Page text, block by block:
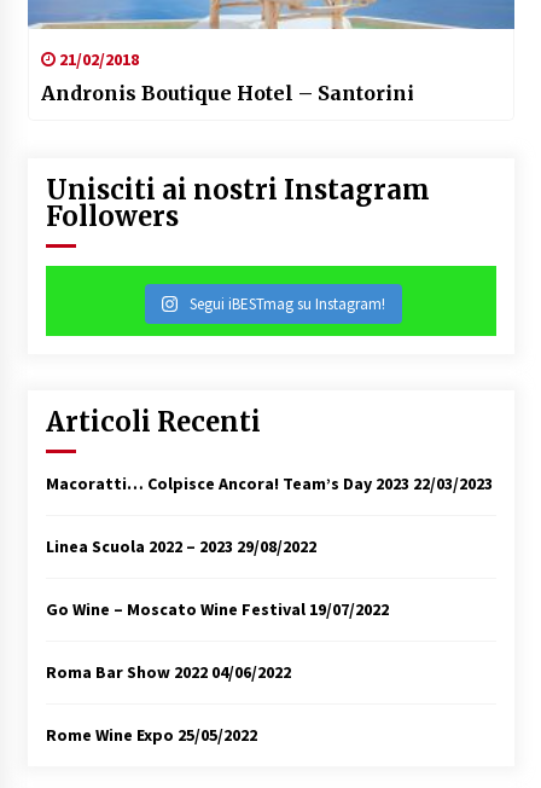
21/02/2018
Andronis Boutique Hotel – Santorini
Unisciti ai nostri Instagram
Followers
Segui iBESTmag su Instagram!
Articoli Recenti
Macoratti… Colpisce Ancora! Team’s Day 2023 22/03/2023
Linea Scuola 2022 – 2023 29/08/2022
Go Wine – Moscato Wine Festival 19/07/2022
Roma Bar Show 2022 04/06/2022
Rome Wine Expo 25/05/2022